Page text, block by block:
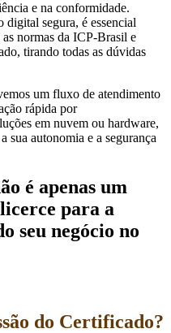
e na conformidade.
digital segura, é essencial
normas da ICP-Brasil e
tirando todas as dúvidas
um fluxo de atendimento
rápida por
em nuvem ou hardware,
sua autonomia e a segurança
é apenas um
para a
seu negócio no
do Certificado?